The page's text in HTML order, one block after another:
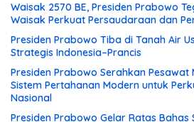
Waisak 2570 BE, Presiden Prabowo
Waisak Perkuat Persaudaraan dan
Presiden Prabowo Tiba di Tanah Air
Strategis Indonesia–Prancis
Presiden Prabowo Serahkan Pesawat
Sistem Pertahanan Modern untuk
Nasional
Presiden Prabowo Gelar Ratas Bahas